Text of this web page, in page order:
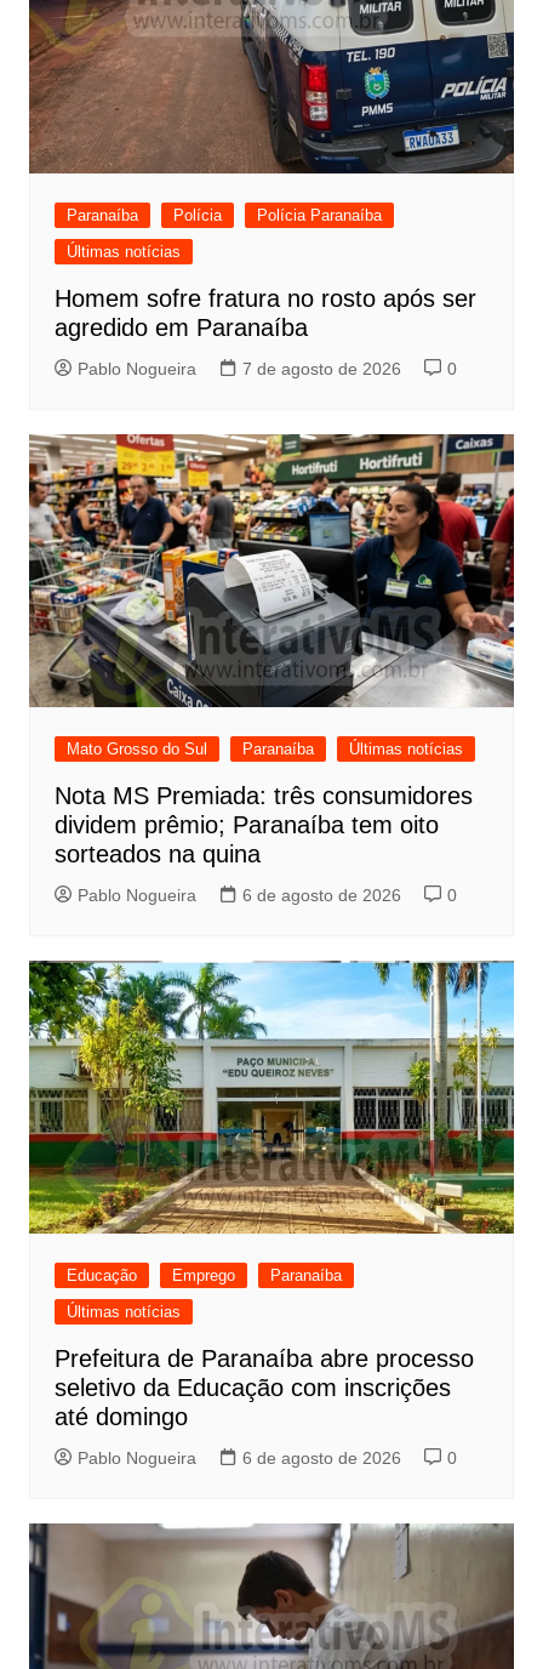
Paranaíba Polícia
Polícia Paranaíba
Últimas notícias
Homem sofre fratura no rosto após ser
agredido em Paranaíba
Pablo Nogueira 7 de agosto de 2026 0
Mato Grosso do Sul Paranaíba Últimas notícias
Nota MS Premiada: três consumidores
dividem prêmio; Paranaíba tem oito
sorteados na quina
Pablo Nogueira 6 de agosto de 2026 0
Educação Emprego
Paranaíba
Últimas notícias
Prefeitura de Paranaíba abre processo
seletivo da Educação com inscrições
até domingo
Pablo Nogueira 6 de agosto de 2026 0